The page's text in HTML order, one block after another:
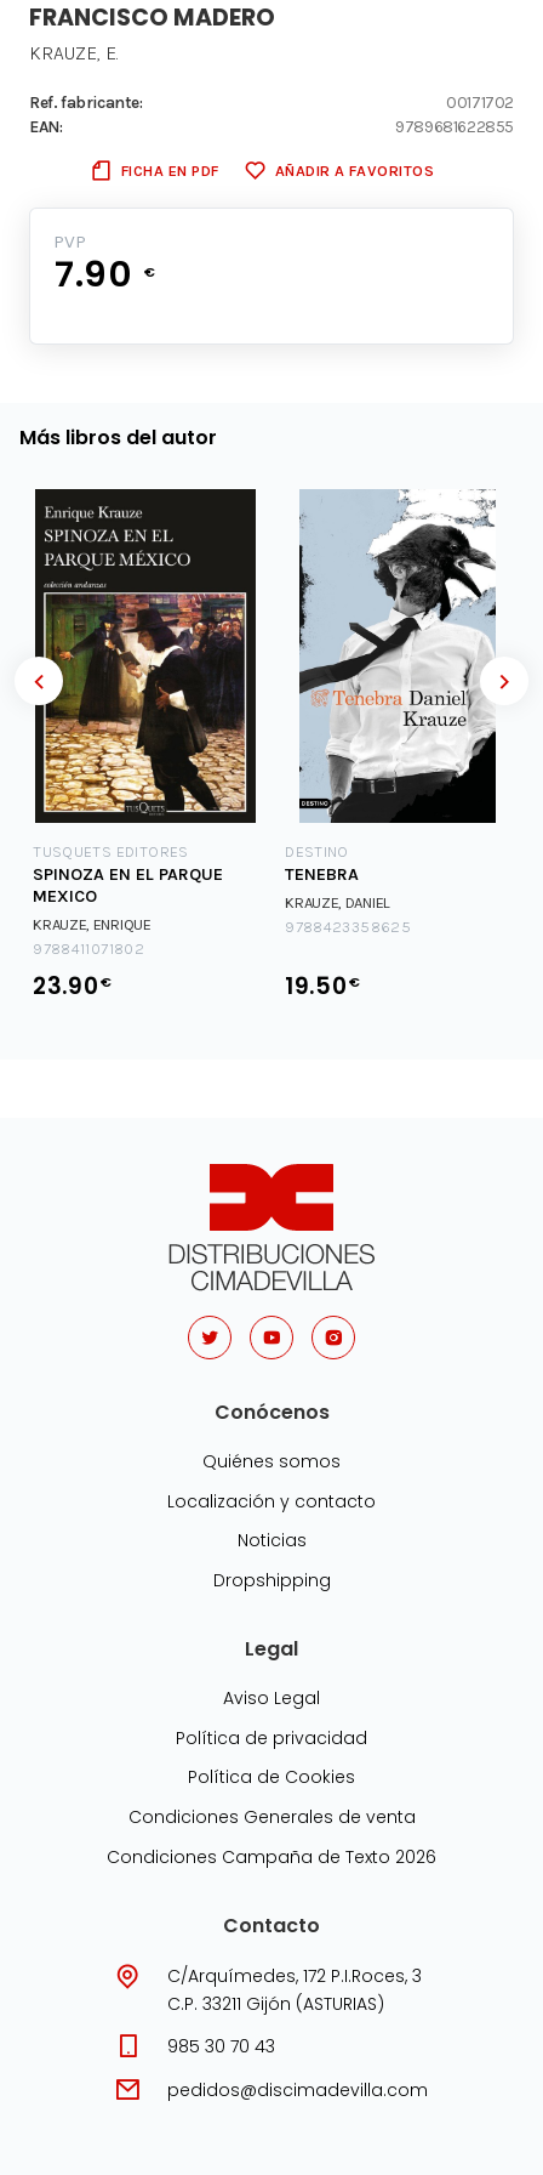
FRANCISCO MADERO
KRAUZE, E.
Ref. fabricante:
00171702
EAN:
9789681622855
FICHA EN PDF AÑADIR A FAVORITOS
PVP
7.90 €
Más libros del autor
TUSQUETS EDITORES
SPINOZA EN EL PARQUE
MEXICO
KRAUZE, ENRIQUE
9788411071802
23.90€
DESTINO
TENEBRA
KRAUZE, DANIEL
9788423358625
19.50€
Conócenos
Quiénes somos
Localización y contacto
Noticias
Dropshipping
Legal
Aviso Legal
Política de privacidad
Política de Cookies
Condiciones Generales de venta
Condiciones Campaña de Texto 2026
Contacto
C/Arquímedes, 172 P.I.Roces, 3
C.P. 33211 Gijón (ASTURIAS)
985 30 70 43
pedidos@discimadevilla.com